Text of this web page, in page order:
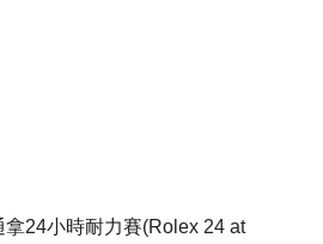
24小時耐力賽(Rolex 24 at